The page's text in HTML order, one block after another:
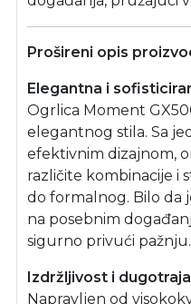
Prošireni opis
Elegantna i
Ogrlica Moment
elegantnog stila. Sa
efektivnim dizajnom,
različite kombinacije i
do formalnog. Bilo da
na posebnim
sigurno privući pažnju.
Izdržljivost i
Napravljen od